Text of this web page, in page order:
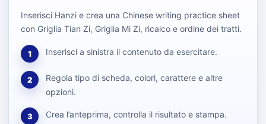
Inserisci Hanzi e crea una Chinese writing practice sheet
con Griglia Tian Zi, Griglia Mi Zi, ricalco e ordine dei tratti.
1 Inserisci a sinistra il contenuto da esercitare.
2
Regola tipo di scheda, colori, carattere e altre
opzioni.
3 Crea l’anteprima, controlla il risultato e stampa.